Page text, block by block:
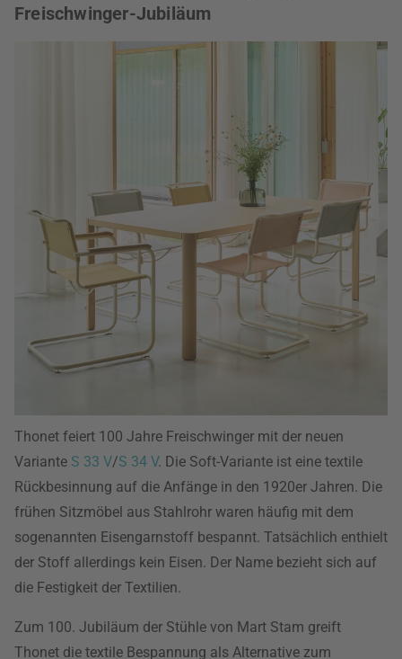
Freischwinger-Jubiläum
Thonet feiert 100 Jahre Freischwinger mit der neuen
Variante S 33 V/S 34 V. Die Soft-Variante ist eine textile
Rückbesinnung auf die Anfänge in den 1920er Jahren. Die
frühen Sitzmöbel aus Stahlrohr waren häufig mit dem
sogenannten Eisengarnstoff bespannt. Tatsächlich enthielt
der Stoff allerdings kein Eisen. Der Name bezieht sich auf
die Festigkeit der Textilien.
Zum 100. Jubiläum der Stühle von Mart Stam greift
Thonet die textile Bespannung als Alternative zum